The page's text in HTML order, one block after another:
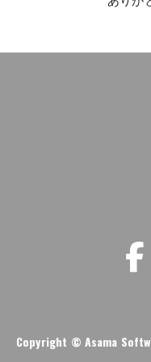
Copyright © Asama